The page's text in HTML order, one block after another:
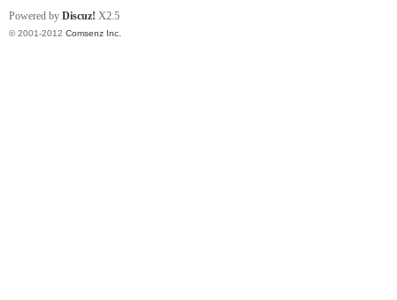
Powered by Discuz! X2.5
© 2001-2012 Comsenz Inc.